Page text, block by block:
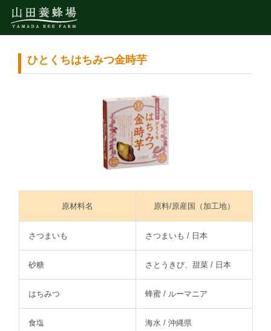
ひとくちはちみつ金時芋
原材料名 原料/原産国（加工地）
さつまいも さつまいも / 日本
砂糖 さとうきび、甜菜 / 日本
はちみつ 蜂蜜 / ルーマニア
食塩 海水 / 沖縄県